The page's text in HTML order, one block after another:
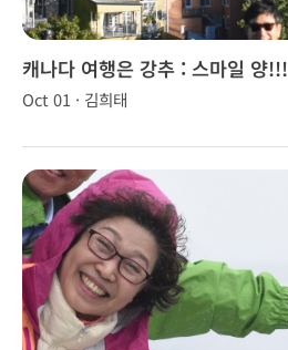
캐나다 여행은 강추 : 스마일 양!!!
Oct 01 · 김희태